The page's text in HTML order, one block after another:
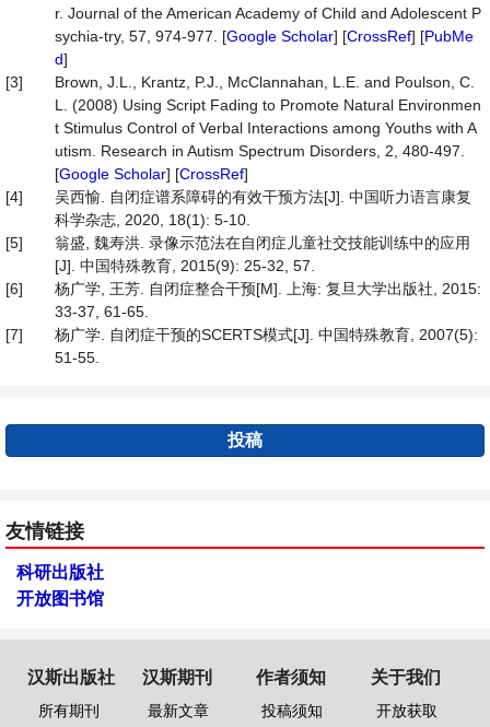
r. Journal of the American Academy of Child and Adolescent P
sychia-try, 57, 974-977. [Google Scholar] [CrossRef] [PubMe
d]
[3]
Brown, J.L., Krantz, P.J., McClannahan, L.E. and Poulson, C.
L. (2008) Using Script Fading to Promote Natural Environmen
t Stimulus Control of Verbal Interactions among Youths with A
utism. Research in Autism Spectrum Disorders, 2, 480-497.
[Google Scholar] [CrossRef]
[4]
吴西愉. 自闭症谱系障碍的有效干预方法[J]. 中国听力语言康复
科学杂志, 2020, 18(1): 5-10.
[5]
翁盛, 魏寿洪. 录像示范法在自闭症儿童社交技能训练中的应用
[J]. 中国特殊教育, 2015(9): 25-32, 57.
[6]
杨广学, 王芳. 自闭症整合干预[M]. 上海: 复旦大学出版社, 2015:
33-37, 61-65.
[7]
杨广学. 自闭症干预的SCERTS模式[J]. 中国特殊教育, 2007(5):
51-55.
投稿
友情链接
科研出版社
开放图书馆
汉斯出版社
所有期刊
汉斯期刊
最新文章
作者须知
投稿须知
关于我们
开放获取